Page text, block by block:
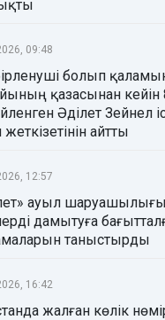
09:48
болып
қазасынан кейін
Әділет Зейнел
жеткізетінін айтты
12:57
ауыл
дамытуға
таныстырды
16:42
жалған көлік